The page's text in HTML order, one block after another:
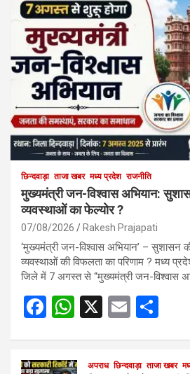
छिन्दवाड़ा ताजा खबर मध्य प्रदेश राजनीति
मुख्यमंत्री जन-विश्वास अभियान:
व्यवस्थाओं का फेल्योर ?
07/08/2026 Rakesh Prajapati
‘मुख्यमंत्री जन-विश्वास अभियान’ – सुशासन
व्यवस्थाओं की विफलता का परिणाम ? मध्य प्रदेश
जिले में 7 अगस्त से “मुख्यमंत्री जन-विश्वास
F
W X
E
अपराध छिन्दवाड़ा ताजा खबर